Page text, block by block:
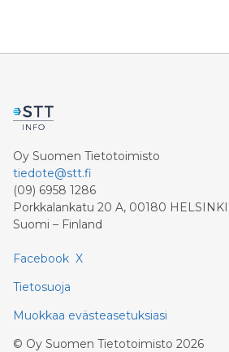
Oy Suomen Tietotoimisto
tiedote@stt.fi
(09) 6958 1286
Porkkalankatu 20 A, 00180 HELSINKI
Suomi – Finland
Facebook X
Tietosuoja
Muokkaa evästeasetuksiasi
© Oy Suomen Tietotoimisto 2026